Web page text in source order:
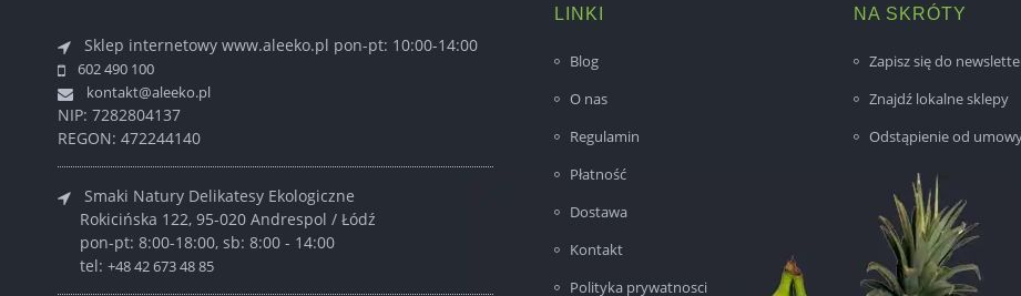
Sklep internetowy www.aleeko.pl pon-pt: 10:00-14:00
602 490 100
kontakt@aleeko.pl
NIP: 7282804137
REGON: 472244140
Smaki Natury Delikatesy Ekologiczne
Rokicińska 122, 95-020 Andrespol / Łódź
pon-pt: 8:00-18:00, sb: 8:00 - 14:00
tel: +48 42 673 48 85
LINKI
Blog
O nas
Regulamin
Płatność
Dostawa
Kontakt
Polityka prywatnosci
NA SKRÓTY
Zapisz się do
Znajdź lokalne sklepy
Odstąpienie od